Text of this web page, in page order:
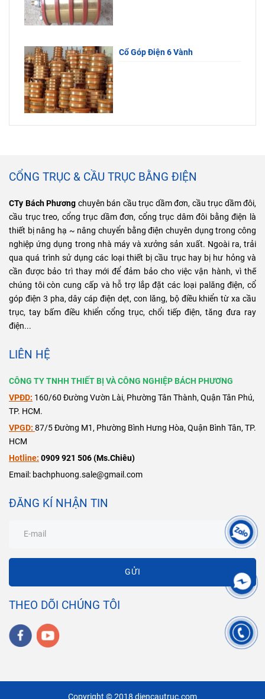
Cổ Góp Điện 6 Vành
CỔNG TRỤC & CẦU TRỤC BẰNG ĐIỆN
CTy Bách Phương chuyên bán cầu trục dầm đơn, cầu trục dầm đôi,
cầu trục treo, cổng trục dầm đơn, cổng trục dâm đôi bằng điện là
thiết bị nâng hạ ~ nâng chuyển bằng điện chuyên dụng trong công
nghiệp ứng dụng trong nhà máy và xưởng sản xuất. Ngoài ra, trải
qua quá trình sử dụng các loại thiết bị cầu trục hay bị hư hỏng và
cần được bảo trì thay mới để đảm bảo cho việc vận hành, vì thế
chúng tôi còn cung cấp và hỗ trợ lắp đặt các loại palăng điện, cổ
góp điện 3 pha, dây cáp điện dẹt, con lăng, bộ điều khiển từ xa cầu
trục, tay bấm điều khiển cổng trục, chổi tiếp điện, tăng đưa ray
điện...
LIÊN HỆ
CÔNG TY TNHH THIẾT BỊ VÀ CÔNG NGHIỆP BÁCH PHƯƠNG
VPĐD: 160/60 Đường Vườn Lài, Phường Tân Thành, Quận Tân Phú,
TP. HCM.
VPGD: 87/5 Đường M1, Phường Bình Hưng Hòa, Quận Bình Tân, TP.
HCM
Hotline: 0909 921 506 (Ms.Chiêu)
Email: bachphuong.sale@gmail.com
ĐĂNG KÍ NHẬN TIN
GỬI
THEO DÕI CHÚNG TÔI
Copyright © 2018 diencautruc.com